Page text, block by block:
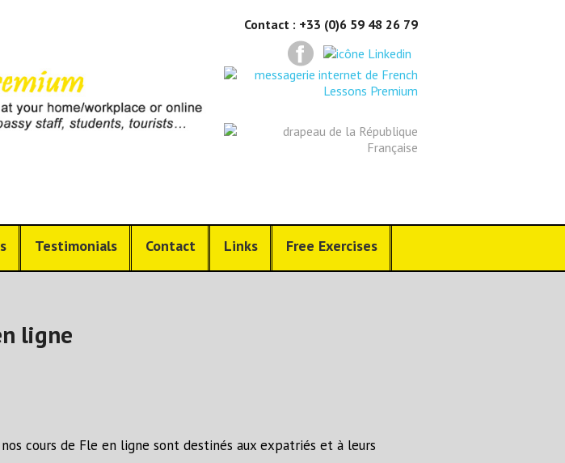
Contact : +33 (0)6 59 48 26 79
Testimonials Contact Links Free Exercises
ligne
cours de Fle en ligne sont destinés aux expatriés et à leurs